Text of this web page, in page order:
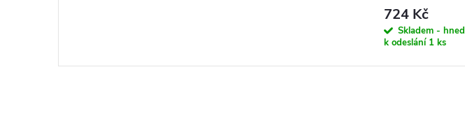
724 Kč
Skladem - hned
k odeslání 1 ks